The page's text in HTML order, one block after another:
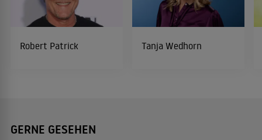
Robert Patrick Tanja Wedhorn
GERNE GESEHEN